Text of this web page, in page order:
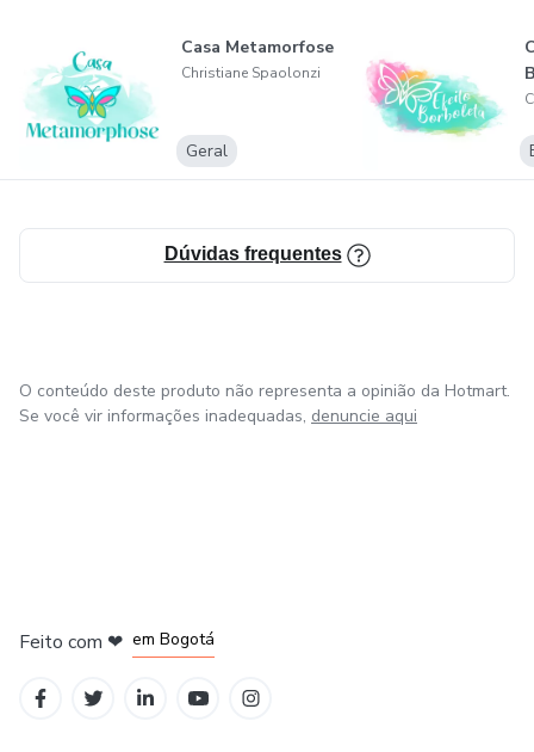
Casa Metamorfose
Christiane Spaolonzi
Geral
Dúvidas frequentes
O conteúdo deste produto não representa a opinião da Hotmart.
Se você vir informações inadequadas, denuncie aqui
Feito com ❤ em Bogotá